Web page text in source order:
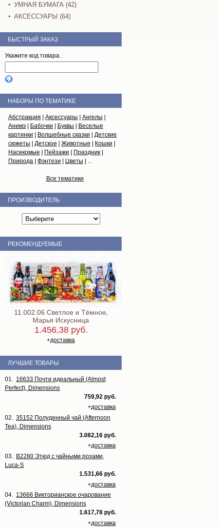
УМНАЯ БУМАГА (42)
АКСЕССУАРЫ (64)
БЫСТРЫЙ ЗАКАЗ
Укажите код товара.
НАБОРЫ ПО ТЕМАТИКЕ
Абстракция Аксессуары Ангелы
Анимэ
Бабочки Буквы
Веселые
картинки
Волшебные сказки
Детские
сюжеты
Детское Животные Кошки
Насекомые
Пейзажи Праздник
Природа
Фэнтези Цветы | ...
Все тематики
ПРОИЗВОДИТЕЛЬ
РЕКОМЕНДУЕМЫЕ
11.002.06 Светлое и Тёмное,
Марья Искусница
1.456,38 руб.
+доставка
ЛУЧШИЕ ТОВАРЫ
01. 16633 Почти идеальный (Almost
Perfect), Dimensions
759,92 руб.
+доставка
02. 35152 Полуденный чай (Afternoon
Tea), Dimensions
3.082,16 руб.
+доставка
03. B2280 Этюд с чайными розами,
Luca-S
1.531,66 руб.
+доставка
04. 13666 Викторианское очарование
(Victorian Charm), Dimensions
1.617,78 руб.
+доставка